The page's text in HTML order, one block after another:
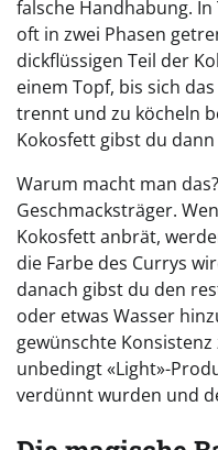
falsche Handhabung.
oft in zwei Phasen
dickflüssigen Teil der
einem Topf, bis sich
trennt und zu köcheln
Kokosfett gibst du
Warum macht man
Geschmacksträger.
Kokosfett anbrät,
die Farbe des Currys
danach gibst du den
oder etwas Wasser
gewünschte
unbedingt «Light»-
verdünnt wurden und